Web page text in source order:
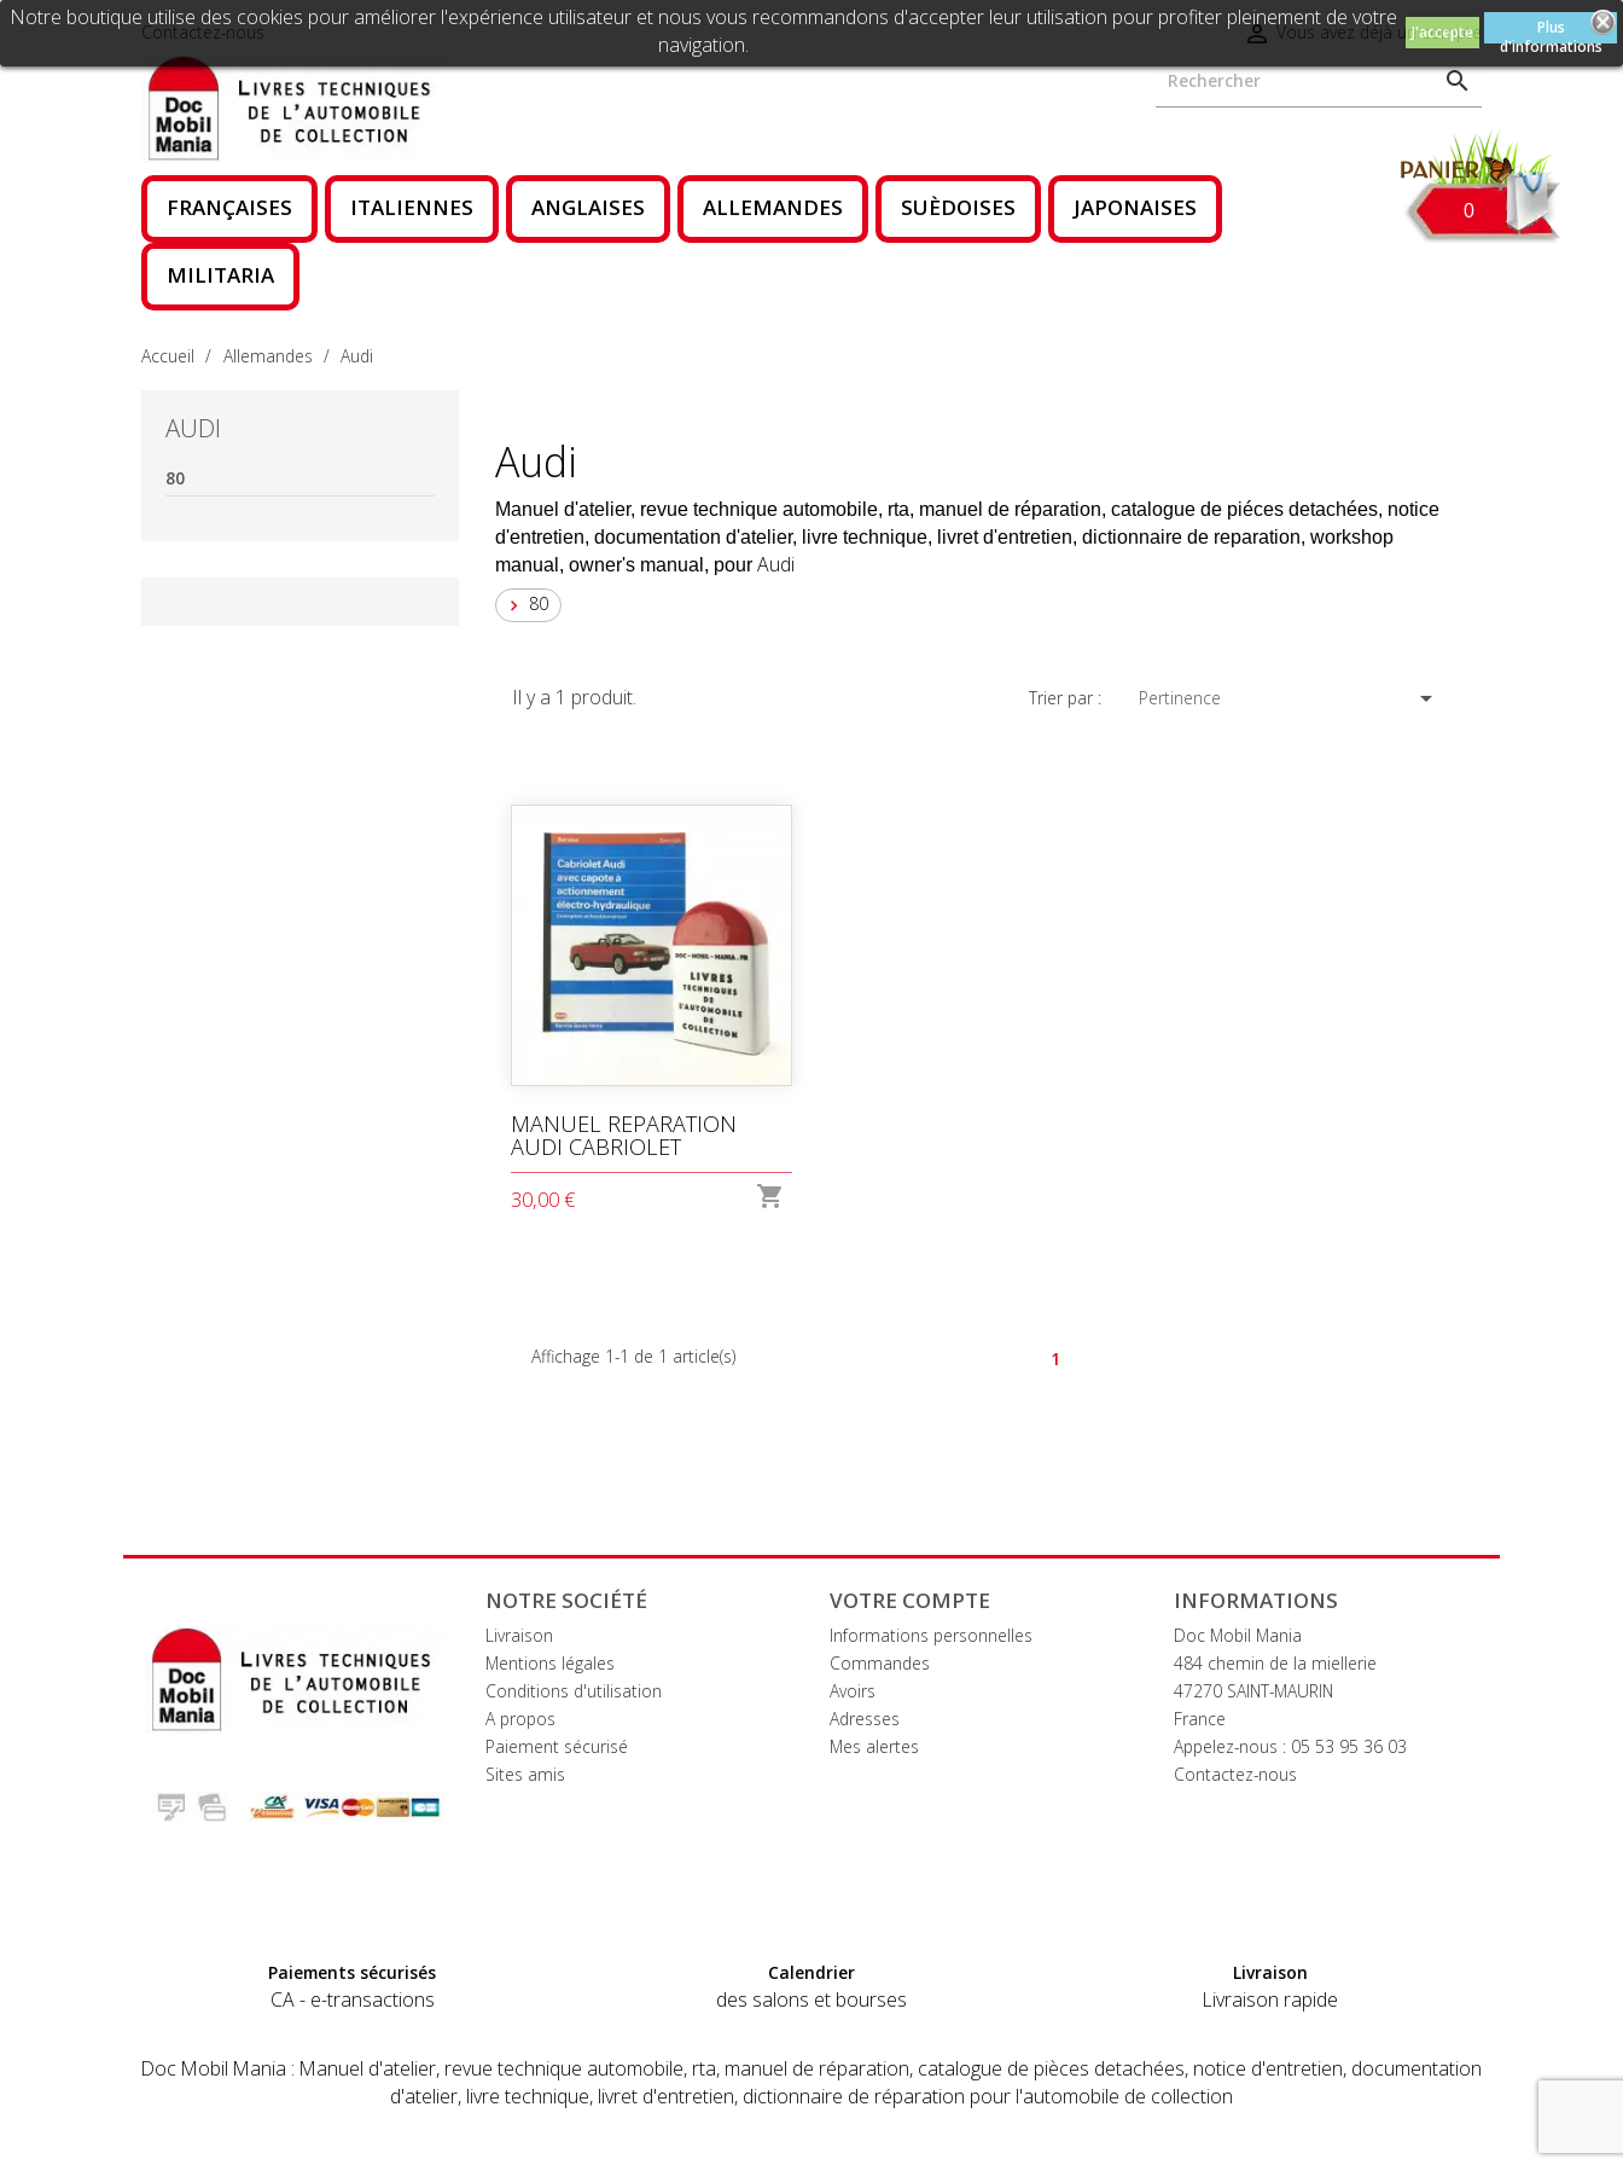
Contactez-nous  Vous avez déjà un compte

Notre boutique utilise des cookies pour améliorer l'expérience utilisateur et nous vous recommandons d'accepter leur utilisation pour profiter pleinement de votre
navigation.
J'accepte
Plus
d'informations
FRANÇAISES ITALIENNES ANGLAISES ALLEMANDES SUÈDOISES JAPONAISES
MILITARIA
0
Accueil Allemandes Audi
AUDI
80 Audi
Manuel d'atelier, revue technique automobile, rta, manuel de réparation, catalogue de piéces detachées, notice
d'entretien, documentation d'atelier, livre technique, livret d'entretien, dictionnaire de reparation, workshop
manual, owner's manual, pour Audi
 80
Il y a 1 produit. Trier par : Pertinence 
MANUEL REPARATION
AUDI CABRIOLET
30,00 € 
Affichage 1-1 de 1 article(s) 1
NOTRE SOCIÉTÉ
Livraison
Mentions légales
Conditions d'utilisation
A propos
Paiement sécurisé
Sites amis
VOTRE COMPTE
Informations personnelles
Commandes
Avoirs
Adresses
Mes alertes
INFORMATIONS
Doc Mobil Mania
484 chemin de la miellerie
47270 SAINT-MAURIN
France
Appelez-nous : 05 53 95 36 03
Contactez-nous
Paiements sécurisés
CA - e-transactions
Calendrier
des salons et bourses
Livraison
Livraison rapide
Doc Mobil Mania : Manuel d'atelier, revue technique automobile, rta, manuel de réparation, catalogue de pièces detachées, notice d'entretien, documentation
d'atelier, livre technique, livret d'entretien, dictionnaire de réparation pour l'automobile de collection